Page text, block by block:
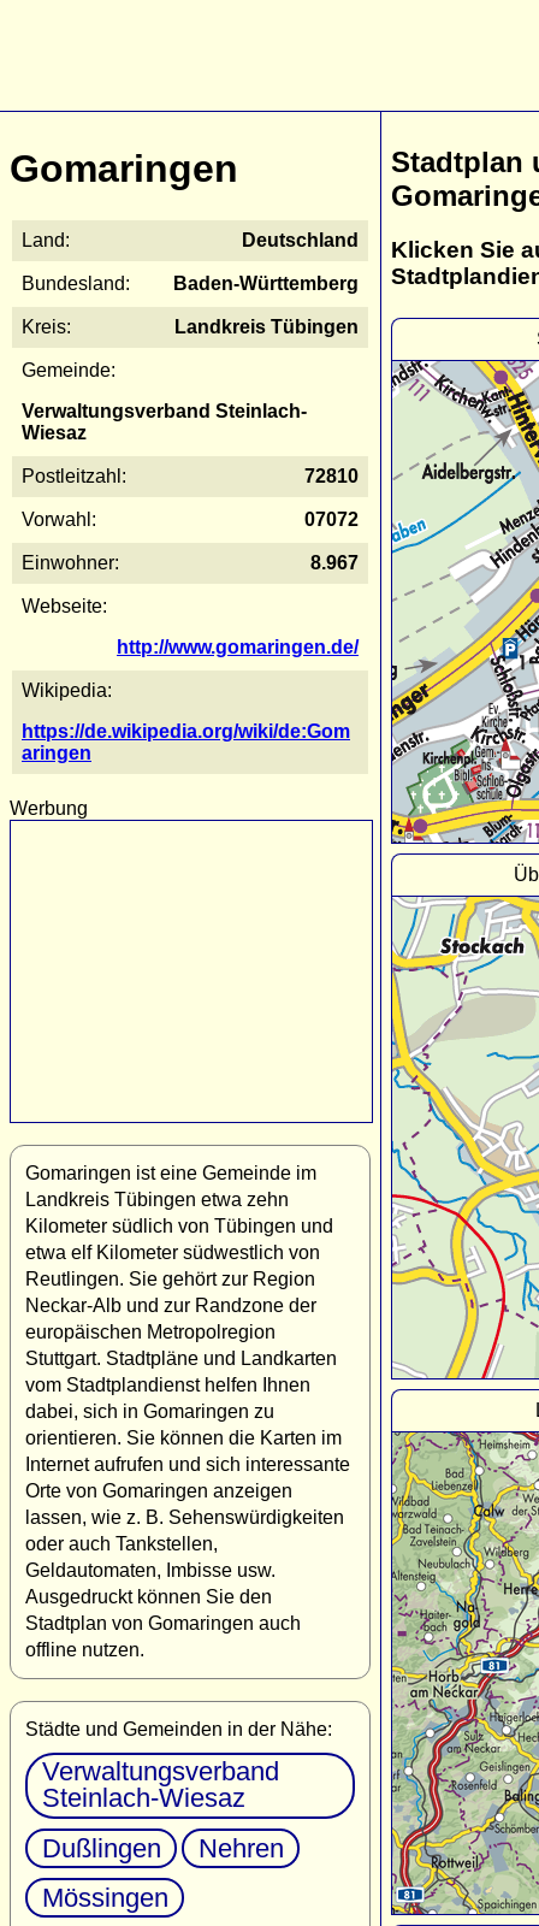
Gomaringen
Land: Deutschland
Bundesland: Baden-Württemberg
Kreis: Landkreis Tübingen
Gemeinde:
Verwaltungsverband Steinlach-
Wiesaz
Postleitzahl: 72810
Vorwahl: 07072
Einwohner: 8.967
Webseite:
http://www.gomaringen.de/
Wikipedia:
https://de.wikipedia.org/wiki/de:Gom
aringen
Werbung
Gomaringen ist eine Gemeinde im
Landkreis Tübingen etwa zehn
Kilometer südlich von Tübingen und
etwa elf Kilometer südwestlich von
Reutlingen. Sie gehört zur Region
Neckar-Alb und zur Randzone der
europäischen Metropolregion
Stuttgart. Stadtpläne und Landkarten
vom Stadtplandienst helfen Ihnen
dabei, sich in Gomaringen zu
orientieren. Sie können die Karten im
Internet aufrufen und sich interessante
Orte von Gomaringen anzeigen
lassen, wie z. B. Sehenswürdigkeiten
oder auch Tankstellen,
Geldautomaten, Imbisse usw.
Ausgedruckt können Sie den
Stadtplan von Gomaringen auch
offline nutzen.
Städte und Gemeinden in der Nähe:
Verwaltungsverband
Steinlach-Wiesaz
Dußlingen
Nehren
Mössingen
Stadtplan
Klicken Sie